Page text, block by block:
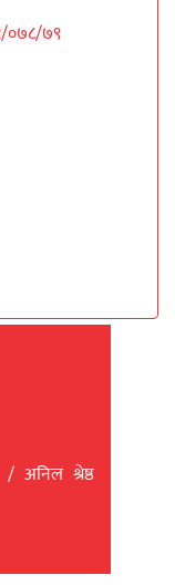
०७८/७९
अनिल श्रेष्ठ